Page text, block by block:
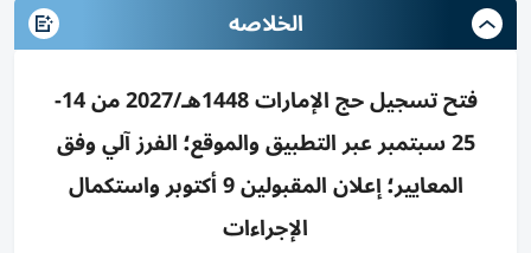
الخلاصه
فتح تسجيل حج الإمارات 1448هـ/2027 من 14-
25 سبتمبر عبر التطبيق والموقع؛ الفرز آلي وفق
المعايير؛ إعلان المقبولين 9 أكتوبر واستكمال
الإجراءات